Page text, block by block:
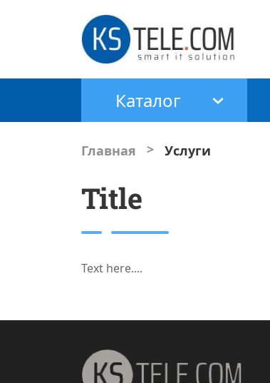
Каталог
Главная > Услуги
Title
Text here....